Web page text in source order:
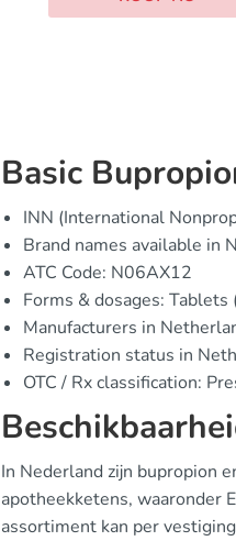
Basic
INN (International
Brand names available in
ATC Code: N06AX12
Forms & dosages:
Manufacturers in
Registration status in
OTC / Rx classification:
In Nederland zijn bupropion
apotheekketens, waaronder
assortiment kan per